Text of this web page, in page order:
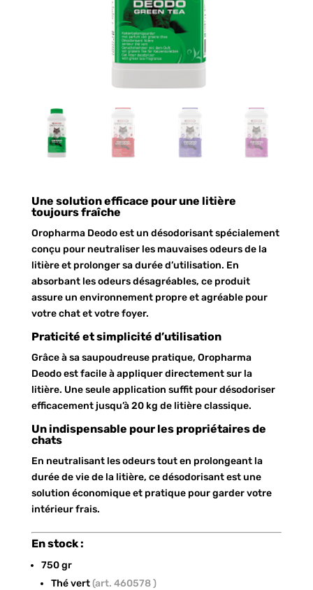
Une solution efficace pour une litière
toujours fraîche
Oropharma Deodo est un désodorisant spécialement
conçu pour neutraliser les mauvaises odeurs de la
litière et prolonger sa durée d’utilisation. En
absorbant les odeurs désagréables, ce produit
assure un environnement propre et agréable pour
votre chat et votre foyer.
Praticité et simplicité d’utilisation
Grâce à sa saupoudreuse pratique, Oropharma
Deodo est facile à appliquer directement sur la
litière. Une seule application suffit pour désodoriser
efficacement jusqu’à 20 kg de litière classique.
Un indispensable pour les propriétaires de
chats
En neutralisant les odeurs tout en prolongeant la
durée de vie de la litière, ce désodorisant est une
solution économique et pratique pour garder votre
intérieur frais.
En stock :
750 gr
Thé vert(art. 460578 )